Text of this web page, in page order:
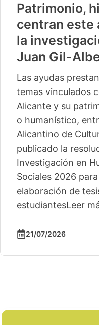
Patrimonio,
centran este
la
Juan Gil-
Las ayudas
temas vinculados
Alicante y su
o humanístico,
Alicantino de
publicado la
Investigación en
Sociales 2026
elaboración de
estudiantesLeer
21/07/2026